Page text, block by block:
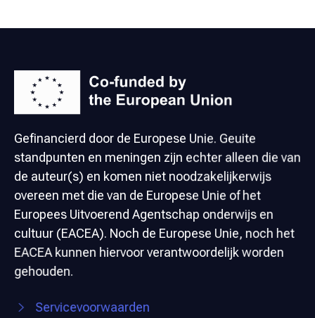
Gefinancierd door de Europese Unie. Geuite
standpunten en meningen zijn echter alleen die van
de auteur(s) en komen niet noodzakelijkerwijs
overeen met die van de Europese Unie of het
Europees Uitvoerend Agentschap onderwijs en
cultuur (EACEA). Noch de Europese Unie, noch het
EACEA kunnen hiervoor verantwoordelijk worden
gehouden.
Servicevoorwaarden